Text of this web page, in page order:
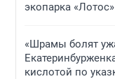
экопарка
«Шрамы болят
кислотой по